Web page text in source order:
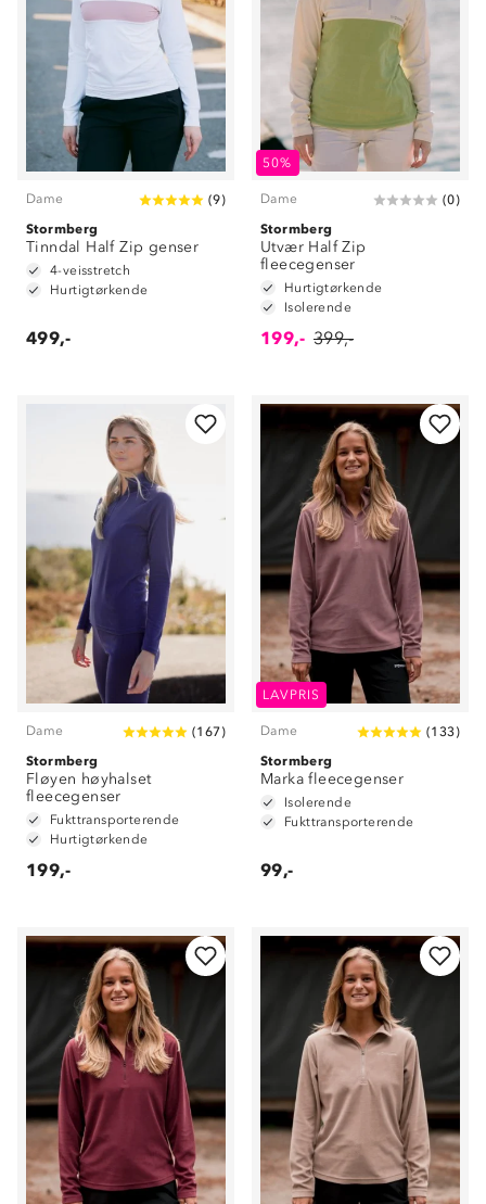
Dame (9)
Stormberg
Tinndal Half Zip genser
4-veisstretch
Hurtigtørkende
499,-
50%
Dame (0)
Stormberg
Utvær Half Zip
fleecegenser
Hurtigtørkende
Isolerende
199,- 399,-
Dame (167)
Stormberg
Fløyen høyhalset
fleecegenser
Fukttransporterende
Hurtigtørkende
199,-
LAVPRIS
Dame (133)
Stormberg
Marka fleecegenser
Isolerende
Fukttransporterende
99,-